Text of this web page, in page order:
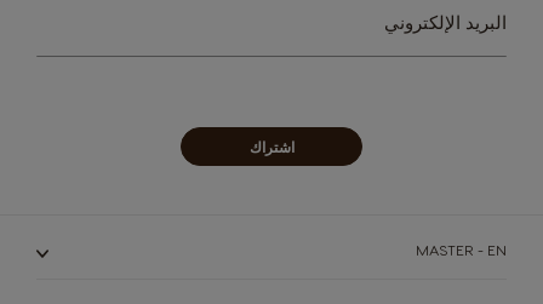
سجل
في
نشرتنا
البريد الإلكتروني
اشتراك
MASTER - EN